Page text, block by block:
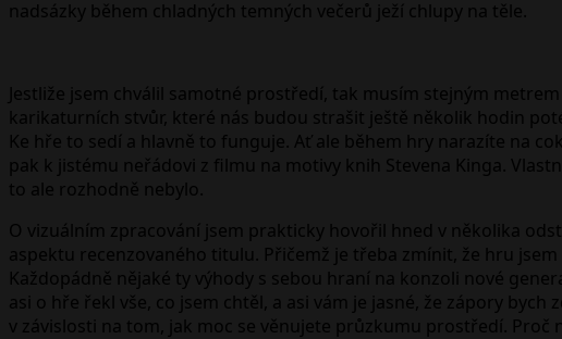
nadsázky během chladných temných večerů ježí chlupy na těle.
Jestliže jsem chválil samotné prostředí, tak musím stejným
karikaturních stvůr, které nás budou strašit ještě několik hodin
Ke hře to sedí a hlavně to funguje. Ať ale během hry narazíte na
pak k jistému neřádovi z filmu na motivy knih Stevena Kinga.
to ale rozhodně nebylo.
O vizuálním zpracování jsem prakticky hovořil hned v několika
aspektu recenzovaného titulu. Přičemž je třeba zmínit, že hru
Každopádně nějaké ty výhody s sebou hraní na konzoli nové
asi o hře řekl vše, co jsem chtěl, a asi vám je jasné, že zápory
v závislosti na tom, jak moc se věnujete průzkumu prostředí. Proč